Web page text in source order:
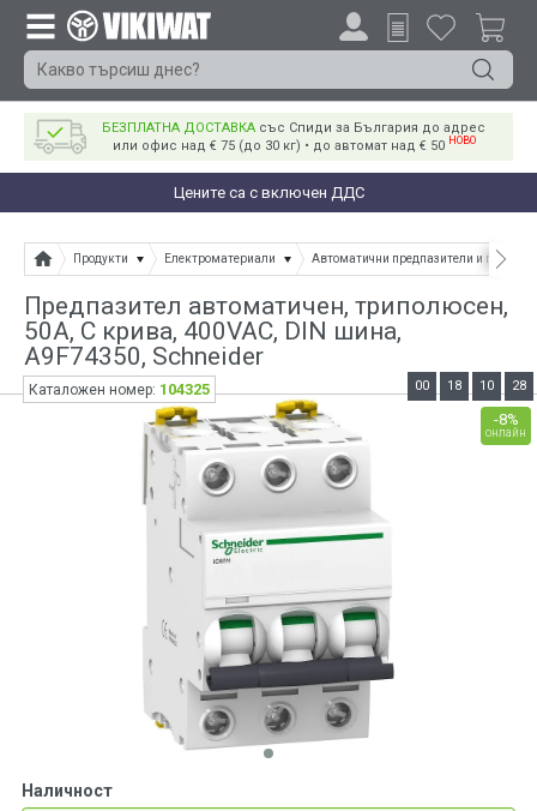
БЕЗПЛАТНА ДОСТАВКА със Спиди за България до адрес
или офис над € 75 (до 30 кг) • до автомат над € 50 НОВО
Цените са с включен ДДС
Продукти Електроматериали Автоматични предпазители и
Предпазител автоматичен, триполюсен,
50A, C крива, 400VAC, DIN шина,
A9F74350, Schneider
Наличност
-8%
онлайн
00 18 10 28
Каталожен номер: 104325